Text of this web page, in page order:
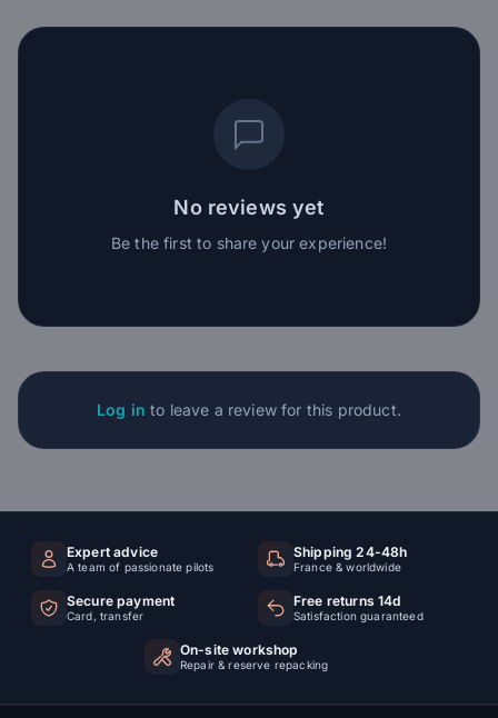
No reviews yet
Be the first to share your experience!
Log in to leave a review for this product.
Expert advice
A team of passionate pilots
Shipping 24-48h
France & worldwide
Secure payment
Card, transfer
Free returns 14d
Satisfaction guaranteed
On-site workshop
Repair & reserve repacking